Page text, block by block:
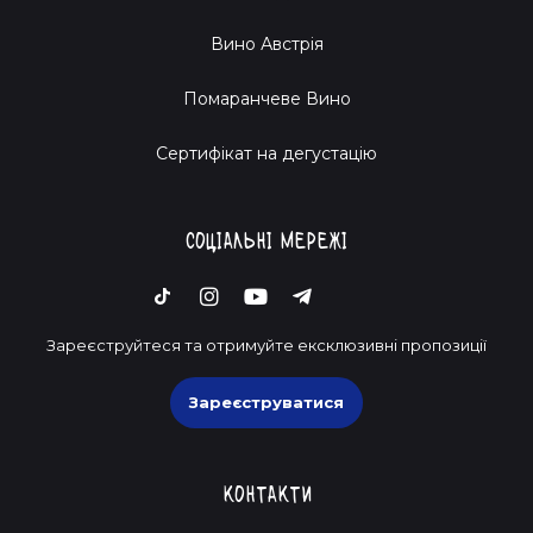
улюблений напій. Тримай келих готовим, Зиновій вже на
Вино Австрія
Помаранчеве Вино
Cертифікат на дегустацію
Соціальні мережі
Зареєструйтеся та отримуйте ексклюзивні пропозиції
Зареєструватися
Контакти